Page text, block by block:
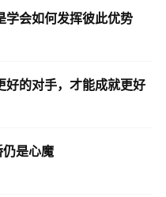
学会如何发挥彼此优势
的对手，才能成就更好
是心魔